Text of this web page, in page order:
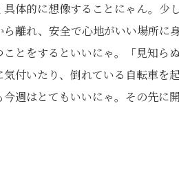
体的に想像することにゃん。少
離れ、安全で心地がいい場所に
とをするといいにゃ。「見知ら
付いたり、倒れている自転車を
週はとてもいいにゃ。その先に